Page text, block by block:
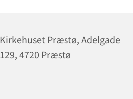
Kirkehuset Præstø, Adelgade
129, 4720 Præstø